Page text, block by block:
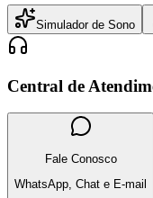
Simulador de Sono
Central de
Fale Conosco
WhatsApp, Chat e E-mail